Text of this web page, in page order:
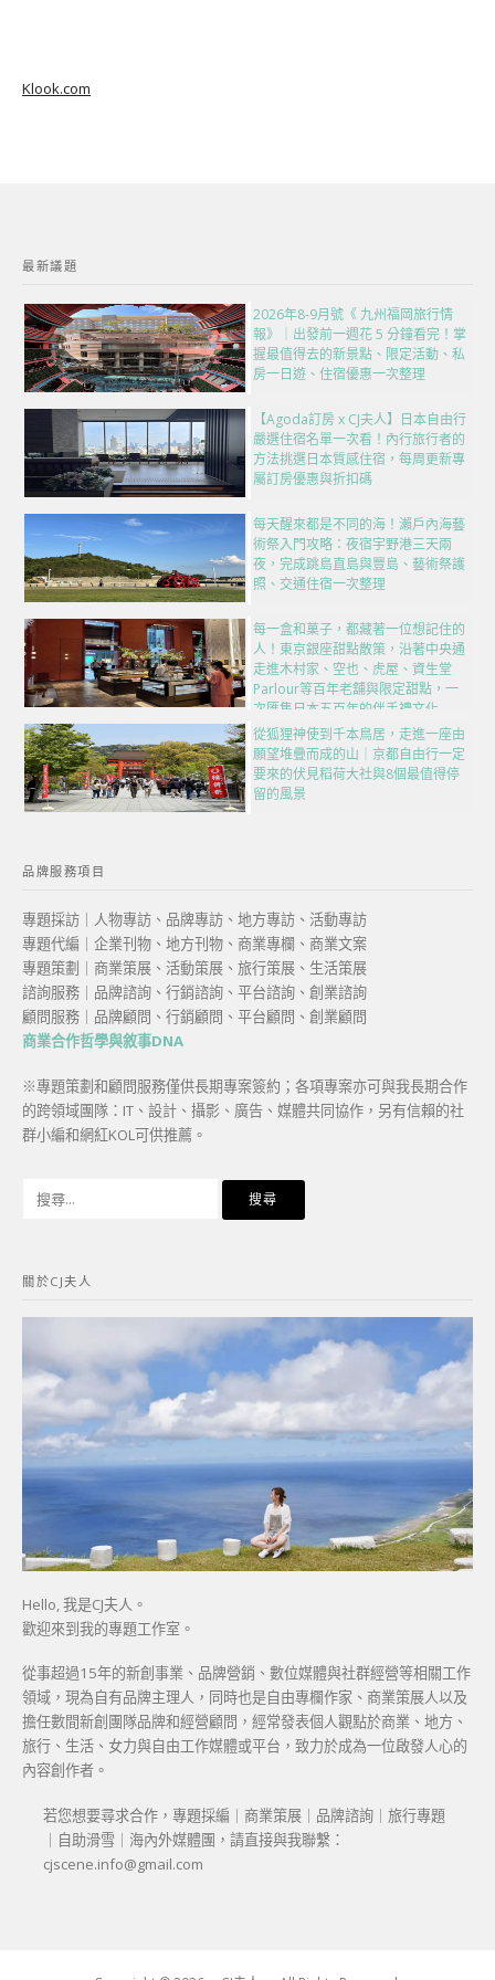
Klook.com
最新議題
2026年8-9月號《 九州福岡旅行情
報》｜出發前一週花 5 分鐘看完！掌
握最值得去的新景點、限定活動、私
房一日遊、住宿優惠一次整理
【Agoda訂房 x CJ夫人】日本自由行
嚴選住宿名單一次看！內行旅行者的
方法挑選日本質感住宿，每周更新專
屬訂房優惠與折扣碼
每天醒來都是不同的海！瀨戶內海藝
術祭入門攻略：夜宿宇野港三天兩
夜，完成跳島直島與豐島、藝術祭護
照、交通住宿一次整理
每一盒和菓子，都藏著一位想記住的
人！東京銀座甜點散策，沿著中央通
走進木村家、空也、虎屋、資生堂
Parlour等百年老舖與限定甜點，一
次匯集日本五百年的伴手禮文化
從狐狸神使到千本鳥居，走進一座由
願望堆疊而成的山｜京都自由行一定
要來的伏見稻荷大社與8個最值得停
留的風景
品牌服務項目
專題採訪｜人物專訪、品牌專訪、地方專訪、活動專訪
專題代編｜企業刊物、地方刊物、商業專欄、商業文案
專題策劃｜商業策展、活動策展、旅行策展、生活策展
諮詢服務｜品牌諮詢、行銷諮詢、平台諮詢、創業諮詢
顧問服務｜品牌顧問、行銷顧問、平台顧問、創業顧問
商業合作哲學與敘事DNA
※專題策劃和顧問服務僅供長期專案簽約；各項專案亦可與我長期合作
的跨領域團隊：IT、設計、攝影、廣告、媒體共同協作，另有信賴的社
群小編和網紅KOL可供推薦。
字:
關於CJ夫人
Hello, 我是CJ夫人。
歡迎來到我的專題工作室。
從事超過15年的新創事業、品牌營銷、數位媒體與社群經營等相關工作
領域，現為自有品牌主理人，同時也是自由專欄作家、商業策展人以及
擔任數間新創團隊品牌和經營顧問，經常發表個人觀點於商業、地方、
旅行、生活、女力與自由工作媒體或平台，致力於成為一位啟發人心的
內容創作者。
若您想要尋求合作，專題採編｜商業策展｜品牌諮詢｜旅行專題
｜自助滑雪｜海內外媒體團，請直接與我聯繫：
cjscene.info@gmail.com